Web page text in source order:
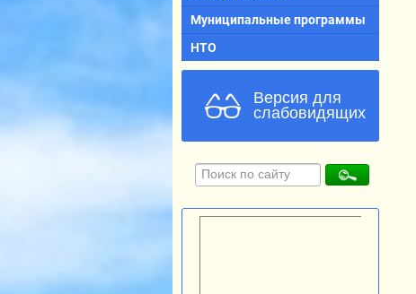
Муниципальные программы
НТО
Версия для
слабовидящих